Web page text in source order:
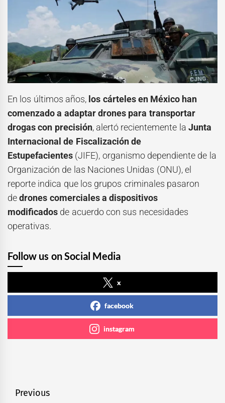
En los últimos años, los cárteles en México han
comenzado a adaptar drones para transportar
drogas con precisión, alertó recientemente la Junta
Internacional de Fiscalización de
Estupefacientes (JIFE), organismo dependiente de la
Organización de las Naciones Unidas (ONU), el
reporte indica que los grupos criminales pasaron
dedrones comerciales a dispositivos
modificados de acuerdo con sus necesidades
operativas.
Follow us on Social Media
x
facebook
instagram
Navegación
Previous